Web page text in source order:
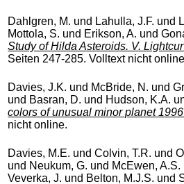
Dahlgren, M. und Lahulla, J.F. und
Mottola, S. und Erikson, A. und
Study of Hilda Asteroids. V.
Seiten 247-285. Volltext nicht
Davies, J.K. und McBride, N. und
und Basran, D. und Hudson, K.A.
colors of unusual minor planet
nicht online.
Davies, M.E. undColvin, T.R. und
und Neukum, G. und McEwen, A.S.
Veverka, J. und Belton, M.J.S. und